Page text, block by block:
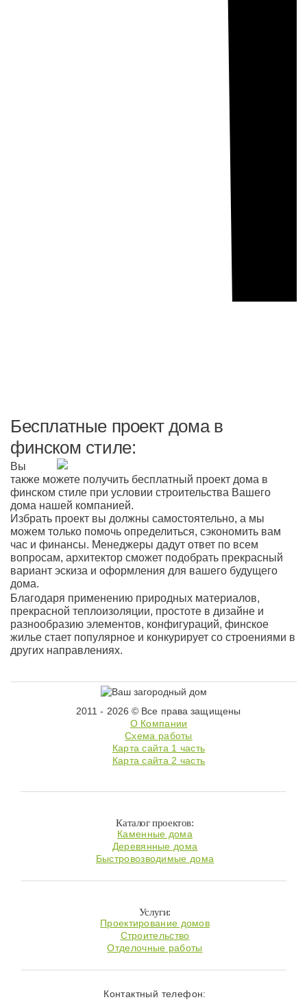
Бесплатные проект дома в
финском стиле:
Вы
также можете получить бесплатный проект дома в
финском стиле при условии строительства Вашего
дома нашей компанией.
Избрать проект вы должны самостоятельно, а мы
можем только помочь определиться, сэкономить вам
час и финансы. Менеджеры дадут ответ по всем
вопросам, архитектор сможет подобрать прекрасный
вариант эскиза и оформления для вашего будущего
дома.
Благодаря применению природных материалов,
прекрасной теплоизоляции, простоте в дизайне и
разнообразию элементов, конфигураций, финское
жилье стает популярное и конкурирует со строениями в
других направлениях.
2011 - 2026 © Все права защищены
О Компании
Схема работы
Карта сайта 1 часть
Карта сайта 2 часть
Каталог проектов:
Каменные дома
Деревянные дома
Быстровозводимые дома
Услуги:
Проектирование домов
Строительство
Отделочные работы
Контактный телефон: